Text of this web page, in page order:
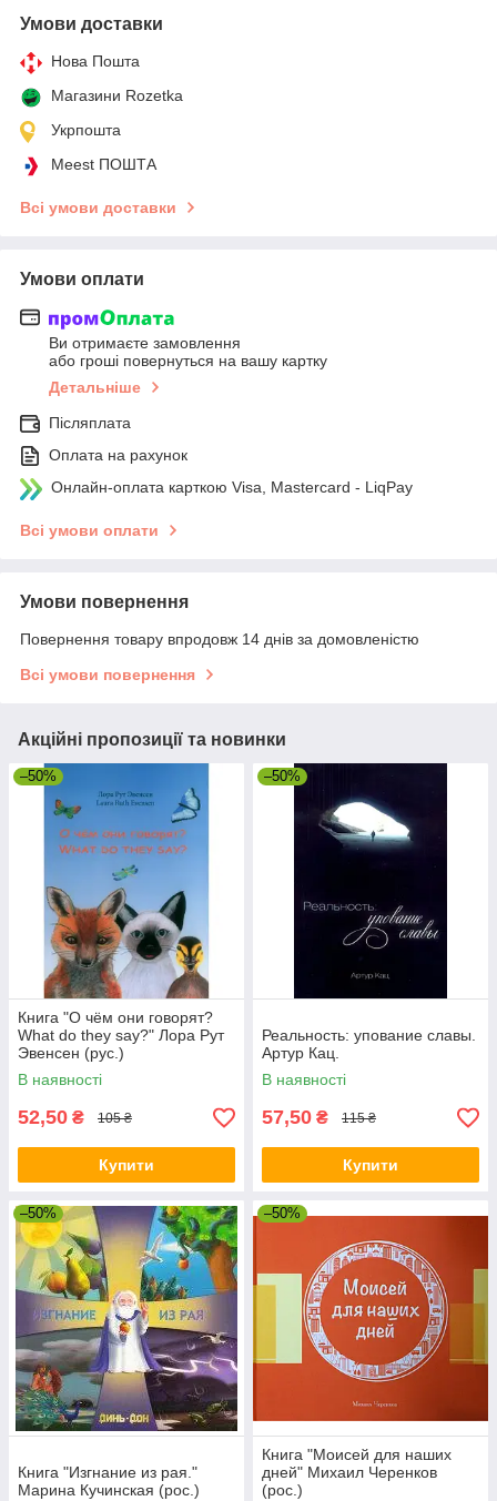
Умови доставки
Нова Пошта
Магазини Rozetka
Укрпошта
Meest ПОШТА
Всі умови доставки
Умови оплати
Ви отримаєте замовлення
або гроші повернуться на вашу картку
Детальніше
Післяплата
Оплата на рахунок
Онлайн-оплата карткою Visa, Mastercard - LiqPay
Всі умови оплати
Умови повернення
Повернення товару впродовж 14 днів за домовленістю
Всі умови повернення
Акційні пропозиції та новинки
–50%
Книга "О чём они говорят?
What do they say?" Лора Рут
Эвенсен (рус.)
В наявності
52,50 ₴ 105 ₴
Купити
–50%
Реальность: упование славы.
Артур Кац.
В наявності
57,50 ₴ 115 ₴
Купити
–50%
Книга "Изгнание из рая."
Марина Кучинская (рос.)
–50%
Книга "Моисей для наших
дней" Михаил Черенков
(рос.)